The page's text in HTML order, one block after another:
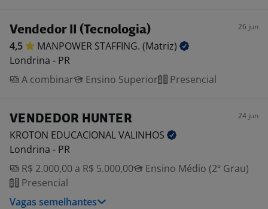
Vendedor II (Tecnologia) 26 jun
4,5 MANPOWER STAFFING. (Matriz)
Londrina - PR
A combinar
Ensino Superior Presencial
VENDEDOR HUNTER 24 jun
KROTON EDUCACIONALVALINHOS
Londrina - PR
R$ 2.000,00 a R$ 5.000,00
Ensino Médio (2º Grau)
Presencial
Vagas semelhantes